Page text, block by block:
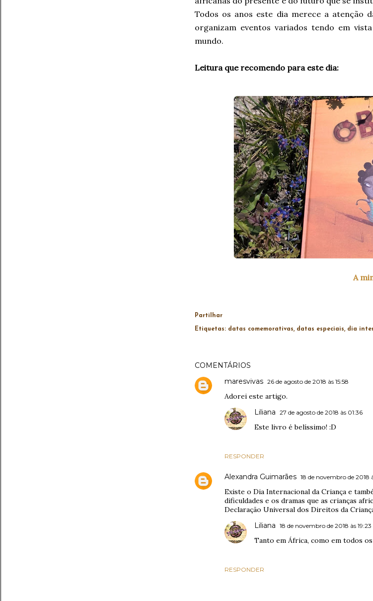
Todos os anos este dia merece a atenção
organizam eventos variados tendo em
mundo.
Leitura que recomendo para este dia:
A
Partilhar
Etiquetas: datas comemorativas datas especiais dia
COMENTÁRIOS
maresvivas 26 de agosto de 2018 às 15:58
Adorei este artigo.
RESPONDER
Liliana 27 de agosto de 2018 às 01:36
Este livro é belíssimo! :D
Alexandra Guimarães 18 de novembro de 2018
Existe o Dia Internacional da Criança e
dificuldades e os dramas que as crianças
Declaração Universal dos Direitos da
RESPONDER
Liliana 18 de novembro de 2018 às 19:23
Tanto em África, como em todos